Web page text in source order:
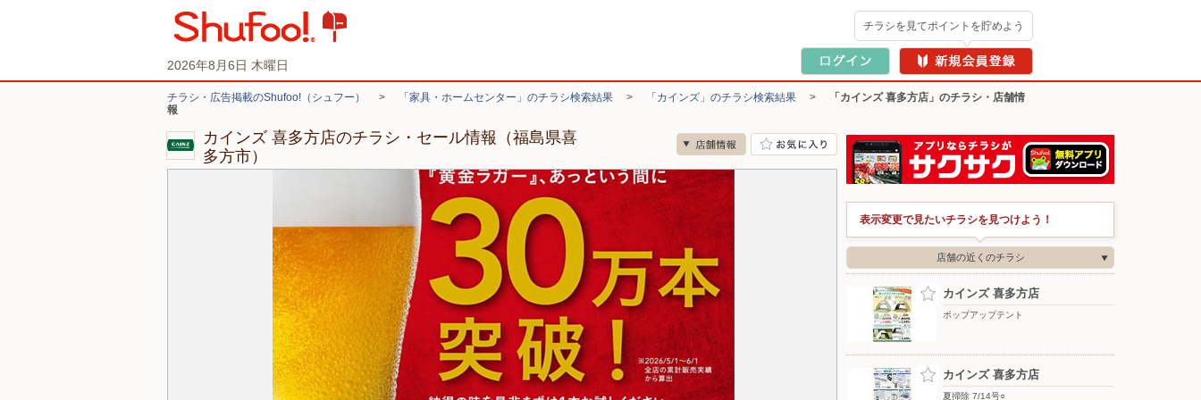
2026年8月6日 木曜日
チラシを見てポイントを貯めよう
チラシ・広告掲載のShufoo!（シュフー） > 「家具・ホームセンター」のチラシ検索結果 > 「カインズ」のチラシ検索結果 >
「カインズ 喜多方店」のチラシ・店舗情
報
カインズ 喜多方店のチラシ・セール情報（福島県喜
多方市）
表示変更で見たいチラシを見つけよう！
店舗の近くのチラシ
カインズ 喜多方店
ポップアップテント
カインズ 喜多方店
夏掃除 7/14号○